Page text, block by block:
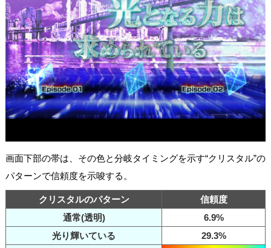
画面下部の帯は、その色と分岐タイミングを示す“クリスタル”の
パターンで信頼度を示唆する。
クリスタルのパターン
信頼度
通常(透明)
6.9%
光り輝いている
29.3%